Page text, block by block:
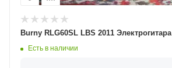
Burny RLG60SL LBS 2011 Электрогитара
Есть в наличии